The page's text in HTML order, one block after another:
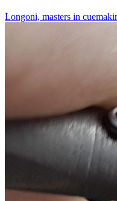
Longoni, masters in